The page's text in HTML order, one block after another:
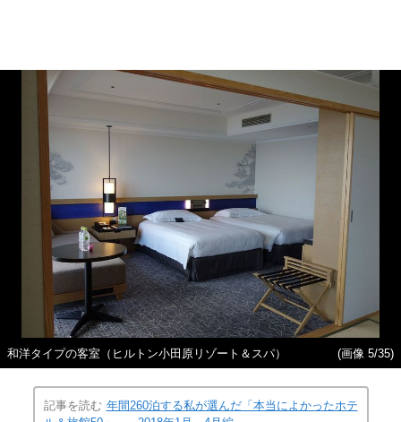
和洋タイプの客室（ヒルトン小田原リゾート＆スパ） (画像 5/35)
記事を読む 年間260泊する私が選んだ「本当によかったホテ